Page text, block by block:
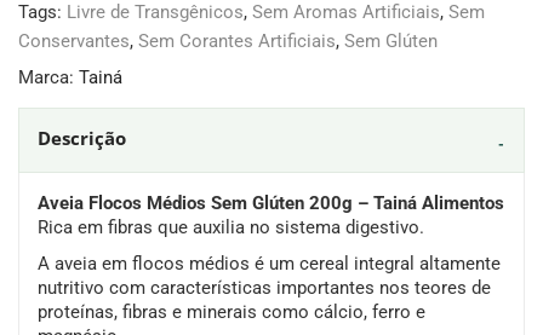
Tags: Livre de Transgênicos, Sem Aromas Artificiais, Sem
Conservantes, Sem Corantes Artificiais, Sem Glúten
Marca: Tainá
Descrição
Aveia Flocos Médios Sem Glúten 200g – Tainá Alimentos
Rica em fibras que auxilia no sistema digestivo.
A aveia em flocos médios é um cereal integral altamente
nutritivo com características importantes nos teores de
proteínas, fibras e minerais como cálcio, ferro e